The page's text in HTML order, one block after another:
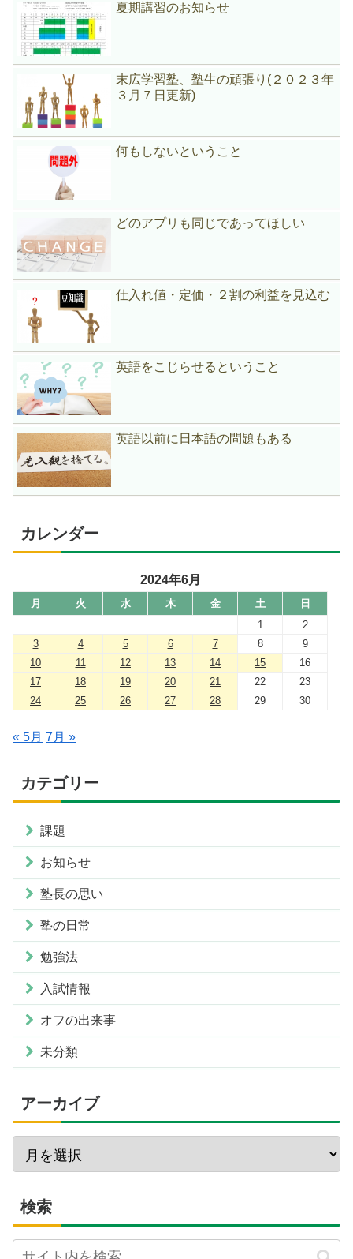
夏期講習のお知らせ
末広学習塾、塾生の頑張り(２０２３年
３月７日更新)
何もしないということ
どのアプリも同じであってほしい
仕入れ値・定価・２割の利益を見込む
英語をこじらせるということ
英語以前に日本語の問題もある
カレンダー
2024年6月
月 火 水 木 金 土
日
1
2
3
4 5 6 7 8
9
10
11 12 13 14 15
16
17
18 19 20 21 22
23
24
25 26 27 28 29 30
« 5月 7月 »
カテゴリー
課題
お知らせ
塾長の思い
塾の日常
勉強法
入試情報
オフの出来事
未分類
アーカイブ
検索